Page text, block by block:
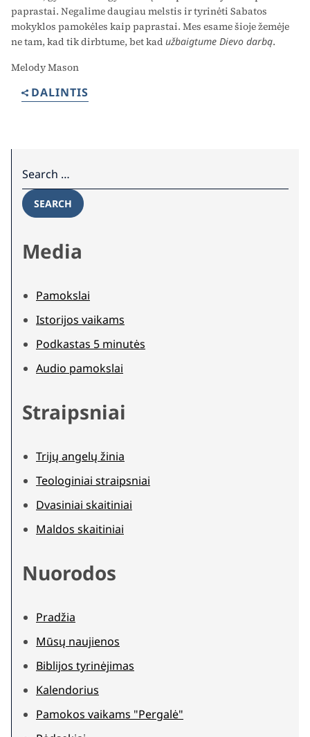
paprastai. Negalime daugiau melstis ir tyrinėti Sabatos
mokyklos pamokėles kaip paprastai. Mes esame šioje žemėje
ne tam, kad tik dirbtume, bet kad užbaigtume Dievo darbą.
Melody Mason
DALINTIS
Search for:
SEARCH
Media
Pamokslai
Istorijos vaikams
Podkastas 5 minutės
Audio pamokslai
Straipsniai
Trijų angelų žinia
Teologiniai straipsniai
Dvasiniai skaitiniai
Maldos skaitiniai
Nuorodos
Pradžia
Mūsų naujienos
Biblijos tyrinėjimas
Kalendorius
Pamokos vaikams "Pergalė"